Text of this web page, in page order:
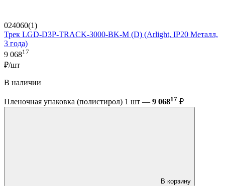
024060(1)
Трек LGD-D3P-TRACK-3000-BK-M (D) (Arlight, IP20 Металл,
3 года)
9 06817
₽/шт
В наличии
Пленочная упаковка (полистирол) 1 шт — 9 06817 ₽
В корзину